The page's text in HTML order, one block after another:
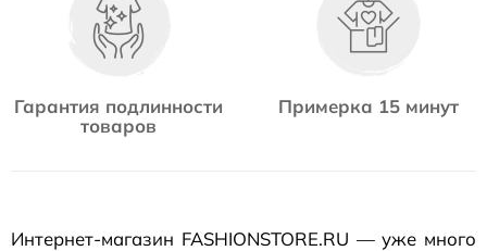
Гарантия подлинности
товаров
Примерка 15 минут
Интернет-магазин FASHIONSTORE.RU — уже много